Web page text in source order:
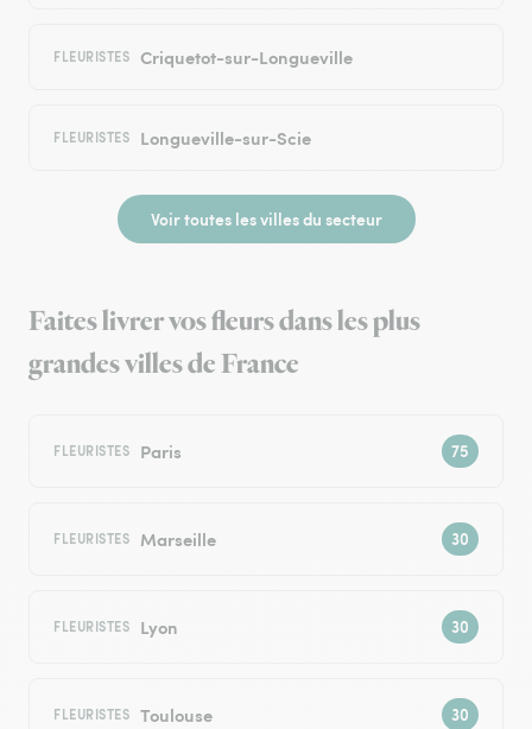
FLEURISTES Criquetot-sur-Longueville
FLEURISTES Longueville-sur-Scie
Voir toutes les villes du secteur
Faites livrer vos fleurs dans les plus
grandes villes de France
FLEURISTES Paris
FLEURISTES Marseille
FLEURISTES Lyon
FLEURISTES Toulouse